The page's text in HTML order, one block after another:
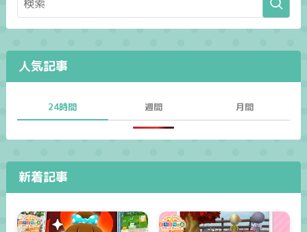
人気記事
24時間 週間 月間
新着記事